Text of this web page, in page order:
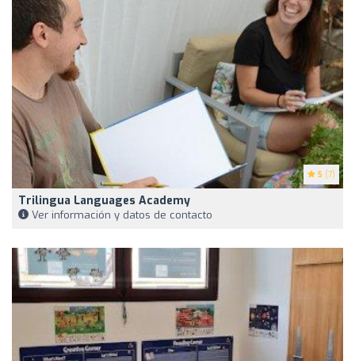
5 (7)
Trilingua Languages Academy
Ver información y datos de contacto